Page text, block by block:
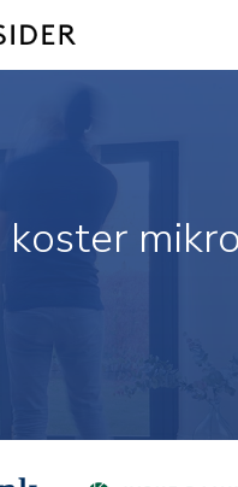
koster